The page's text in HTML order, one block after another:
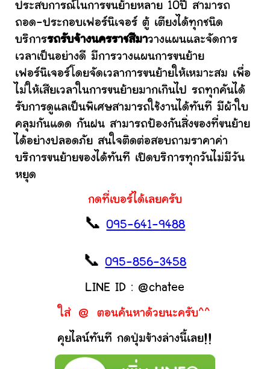
ประสบการณ์ในการขนย้ายหลาย 10ปี สามารถ
ถอด-ประกอบเฟอร์นิเจอร์ ตู้ เตียงได้ทุกชนิด
บริการรถรับจ้างนครราชสีมาวางแผนและจัดการ
เวลาเป็นอย่างดี มีการวางแผนการขนย้าย
เฟอร์นิเจอร์โดยจัดเวลาการขนย้ายให้เหมาะสม เพื่อ
ไม่ให้เสียเวลาในการขนย้ายมากเกินไป รถทุกคันได้
รับการดูแลเป็นพิเศษสามารถใช้งานได้ทันที มีผ้าใบ
คลุมกันแดด กันฝน สามารถป้องกันสิ่งของที่ขนย้าย
ได้อย่างปลอดภัย สนใจติดต่อสอบถามราคาค่า
บริการขนย้ายของได้ทันที เปิดบริการทุกวันไม่มีวัน
หยุด
กดที่เบอร์ได้เลยครับ
📞095-641-9488
📞095-856-3458
LINE ID : @chatee
ใส่ @ ตอนค้นหาด้วยนะครับ^^
คุยไลน์ทันที กดปุ่มข้างล่างนี้เลย!!